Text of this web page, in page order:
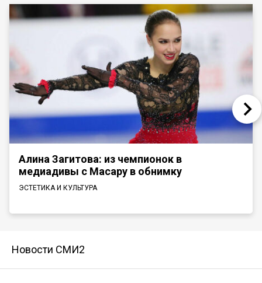
Алина Загитова: из чемпионок в
медиадивы с Масару в обнимку
ЭСТЕТИКА И КУЛЬТУРА
Новости СМИ2